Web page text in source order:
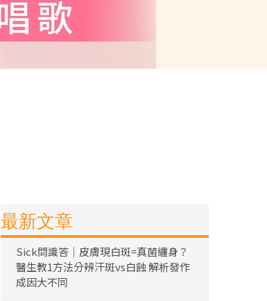
最新文章
Sick問識答｜皮膚現白斑=真菌纏身？
醫生教1方法分辨汗斑vs白蝕 解析發作
成因大不同